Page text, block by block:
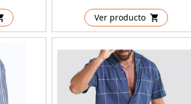
Ver producto